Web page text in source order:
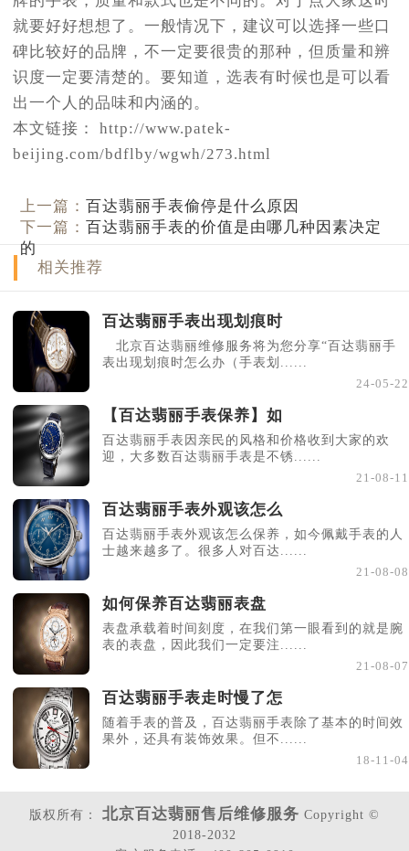
就要好好想想了。一般情况下，建议可以选择一些口
碑比较好的品牌，不一定要很贵的那种，但质量和辨
识度一定要清楚的。要知道，选表有时候也是可以看
出一个人的品味和内涵的。
本文链接： http://www.patek-
beijing.com/bdflby/wgwh/273.html
上一篇： 百达翡丽手表偷停是什么原因
下一篇： 百达翡丽手表的价值是由哪几种因素决定
的
相关推荐
百达翡丽手表出现划痕时
北京百达翡丽维修服务将为您分享“百达翡丽手
表出现划痕时怎么办（手表划......
24-05-22
【百达翡丽手表保养】如
百达翡丽手表因亲民的风格和价格收到大家的欢
迎，大多数百达翡丽手表是不锈......
21-08-11
百达翡丽手表外观该怎么
百达翡丽手表外观该怎么保养，如今佩戴手表的人
士越来越多了。很多人对百达......
21-08-08
如何保养百达翡丽表盘
表盘承载着时间刻度，在我们第一眼看到的就是腕
表的表盘，因此我们一定要注......
21-08-07
百达翡丽手表走时慢了怎
随着手表的普及，百达翡丽手表除了基本的时间效
果外，还具有装饰效果。但不......
18-11-04
版权所有： 北京百达翡丽售后维修服务 Copyright ©
2018-2032